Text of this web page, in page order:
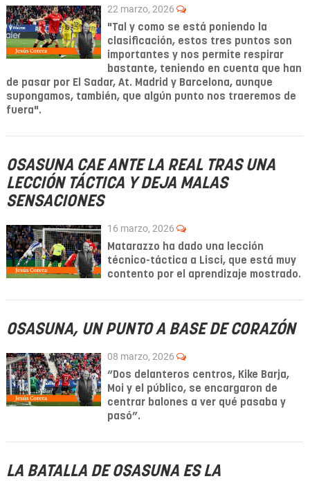
22 marzo, 2026
"Tal y como se está poniendo la
clasificación, estos tres puntos son
importantes y nos permite respirar
bastante, teniendo en cuenta que han
de pasar por El Sadar, At. Madrid y Barcelona, aunque
supongamos, también, que algún punto nos traeremos de
fuera".
OSASUNA CAE ANTE LA REAL TRAS UNA
LECCIÓN TÁCTICA Y DEJA MALAS
SENSACIONES
16 marzo, 2026
Matarazzo ha dado una lección
técnico-táctica a Lisci, que está muy
contento por el aprendizaje mostrado.
OSASUNA, UN PUNTO A BASE DE CORAZÓN
08 marzo, 2026
“Dos delanteros centros, Kike Barja,
Moi y el público, se encargaron de
centrar balones a ver qué pasaba y
pasó”.
LA BATALLA DE OSASUNA ES LA